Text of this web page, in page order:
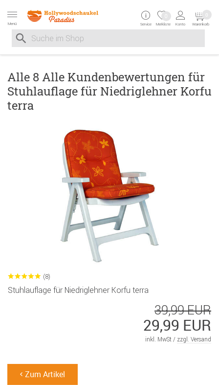
Menü
Suche nach
Suche im Shop, nach der Eingabe von 3 Buchstaben
Service Merkliste
0
Konto Warenkorb
0
Alle 8 Alle Kundenbewertungen für
Stuhlauflage für Niedriglehner Korfu
terra
(8)
Stuhlauflage für Niedriglehner Korfu terra
39,99 EUR
29,99 EUR
inkl. MwSt / zzgl. Versand
Zum Artikel